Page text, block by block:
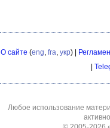
О сайте (eng, fra, укр) |
Любое использование